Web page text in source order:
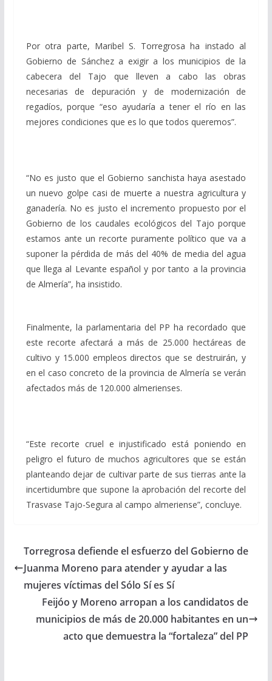
Por otra parte, Maribel S. Torregrosa ha instado al
Gobierno de Sánchez a exigir a los municipios de la
cabecera del Tajo que lleven a cabo las obras
necesarias de depuración y de modernización de
regadíos, porque “eso ayudaría a tener el río en las
mejores condiciones que es lo que todos queremos”.
“No es justo que el Gobierno sanchista haya asestado
un nuevo golpe casi de muerte a nuestra agricultura y
ganadería. No es justo el incremento propuesto por el
Gobierno de los caudales ecológicos del Tajo porque
estamos ante un recorte puramente político que va a
suponer la pérdida de más del 40% de media del agua
que llega al Levante español y por tanto a la provincia
de Almería”, ha insistido.
Finalmente, la parlamentaria del PP ha recordado que
este recorte afectará a más de 25.000 hectáreas de
cultivo y 15.000 empleos directos que se destruirán, y
en el caso concreto de la provincia de Almería se verán
afectados más de 120.000 almerienses.
“Este recorte cruel e injustificado está poniendo en
peligro el futuro de muchos agricultores que se están
planteando dejar de cultivar parte de sus tierras ante la
incertidumbre que supone la aprobación del recorte del
Trasvase Tajo-Segura al campo almeriense”, concluye.
Torregrosa defiende el esfuerzo del Gobierno de
Juanma Moreno para atender y ayudar a las
mujeres víctimas del Sólo Sí es Sí
Feijóo y Moreno arropan a los candidatos de
municipios de más de 20.000 habitantes en un
acto que demuestra la “fortaleza” del PP